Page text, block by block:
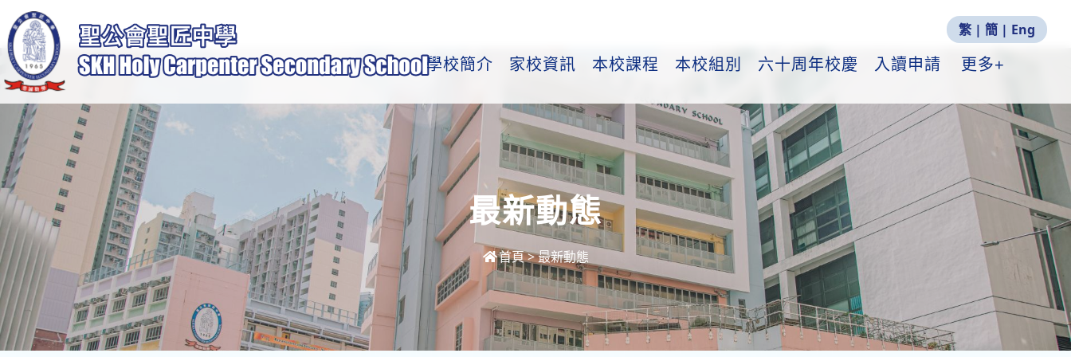
繁 | 簡 | Eng
學校簡介
家校資訊 本校課程 本校組別 六十周年校慶 入讀申請 更多+
最新動態
首頁>最新動態